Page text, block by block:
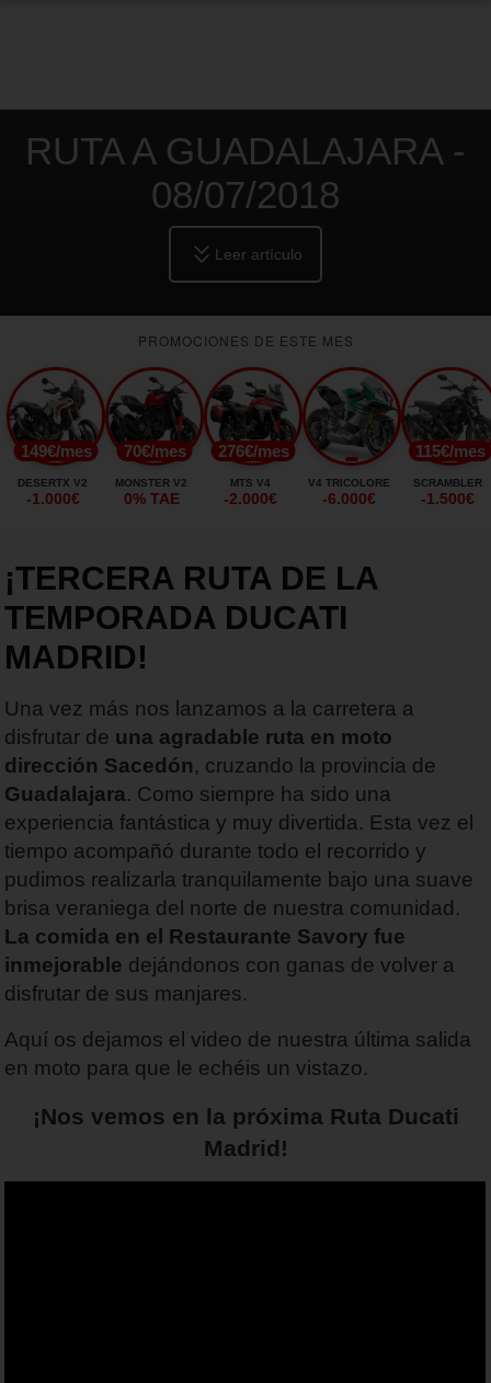
RUTA A GUADALAJARA -
08/07/2018
Leer artículo
PROMOCIONES DE ESTE MES
149€/mes
DESERTX V2
-1.000€
70€/mes
MONSTER V2
0% TAE
276€/mes
MTS V4
-2.000€
V4 TRICOLORE
-6.000€
115€/mes
SCRAMBLER
-1.500€
¡TERCERA RUTA DE LA
TEMPORADA DUCATI
MADRID!
Una vez más nos lanzamos a la carretera a
disfrutar de una agradable ruta en moto
dirección Sacedón, cruzando la provincia de
Guadalajara. Como siempre ha sido una
experiencia fantástica y muy divertida. Esta vez el
tiempo acompañó durante todo el recorrido y
pudimos realizarla tranquilamente bajo una suave
brisa veraniega del norte de nuestra comunidad.
La comida en el Restaurante Savory fue
inmejorable dejándonos con ganas de volver a
disfrutar de sus manjares.
Aquí os dejamos el video de nuestra última salida
en moto para que le echéis un vistazo.
¡Nos vemos en la próxima Ruta Ducati
Madrid!